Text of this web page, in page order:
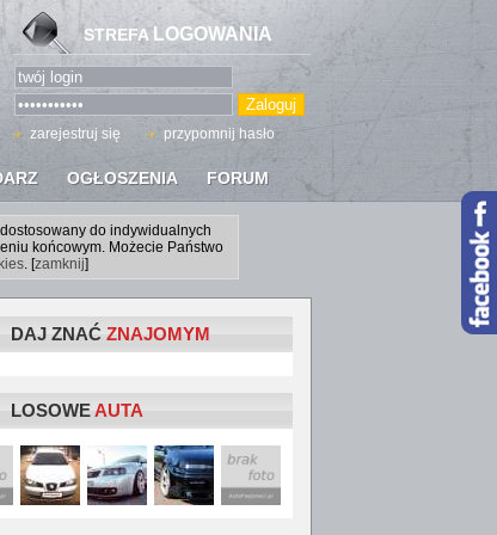
OGŁOSZENIA FORUM
STREFA LOGOWANIA
zarejestruj się przypomnij hasło
do indywidualnych
końcowym. Możecie Państwo
. [zamknij]
DAJ ZNAĆ ZNAJOMYM
LOSOWEAUTA